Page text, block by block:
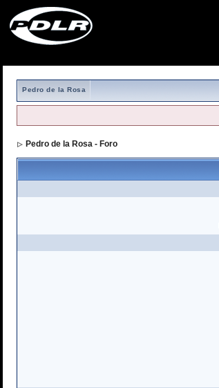
Pedro de la Rosa
Pedro de la Rosa - Foro